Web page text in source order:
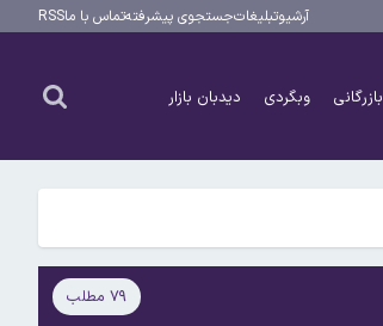
آرشیوتبلیغاتجستجوی پیشرفتهتماس با ماRSS
بازرگانی وبگردی دیدبان بازار
۷۹ مطلب